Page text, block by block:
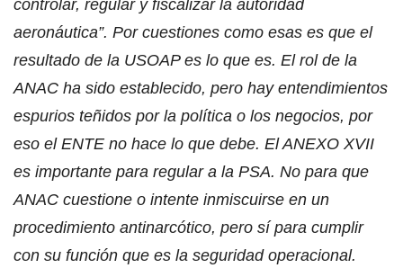
controlar, regular y fiscalizar la autoridad
aeronáutica”. Por cuestiones como esas es que el
resultado de la USOAP es lo que es. El rol de la
ANAC ha sido establecido, pero hay entendimientos
espurios teñidos por la política o los negocios, por
eso el ENTE no hace lo que debe. El ANEXO XVII
es importante para regular a la PSA. No para que
ANAC cuestione o intente inmiscuirse en un
procedimiento antinarcótico, pero sí para cumplir
con su función que es la seguridad operacional.